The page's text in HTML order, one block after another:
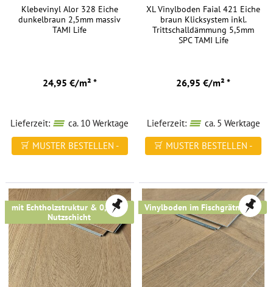
Klebevinyl Alor 328 Eiche
dunkelbraun 2,5mm massiv
TAMI Life
24,95 €/m² *
Lieferzeit:
ca. 10 Werktage
MUSTER BESTELLEN -
XL Vinylboden Faial 421 Eiche
braun Klicksystem inkl.
Trittschalldämmung 5,5mm
SPC TAMI Life
26,95 €/m² *
Lieferzeit:
ca. 5 Werktage
MUSTER BESTELLEN -
mit Echtholzstruktur & 0,5 mm
Nutzschicht
Vinylboden im Fischgrätmuster